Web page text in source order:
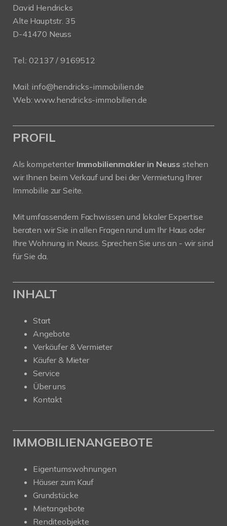
David Hendricks
Alte Hauptstr. 35
D-41470 Neuss
Tel.: 02137 / 9169512
Mail: info@hendricks-immobilien.de
Web:www.hendricks-immobilien.de
PROFIL
Als kompetenter Immobilienmakler in Neuss stehen
wir Ihnen beim Verkauf und bei der Vermietung Ihrer
Immobilie zur Seite.
Mit umfassendem Fachwissen und lokaler Expertise
beraten wir Sie in allen Fragen rund um Ihr Haus oder
Ihre Wohnung in Neuss. Sprechen Sie uns an - wir sind
für Sie da.
INHALT
Start
Angebote
Verkäufer & Vermieter
Käufer & Mieter
Service
Über uns
Kontakt
IMMOBILIENANGEBOTE
Eigentumswohnungen
Häuser zum Kauf
Grundstücke
Mietangebote
Renditeobjekte